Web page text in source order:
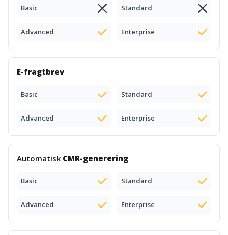
Basic Standard
Advanced Enterprise
E-fragtbrev
Basic Standard
Advanced Enterprise
Automatisk CMR-generering
Basic Standard
Advanced Enterprise